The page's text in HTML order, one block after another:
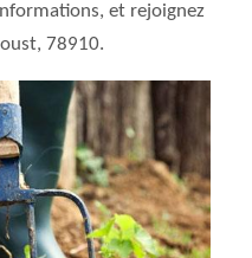
et rejoignez
78910.